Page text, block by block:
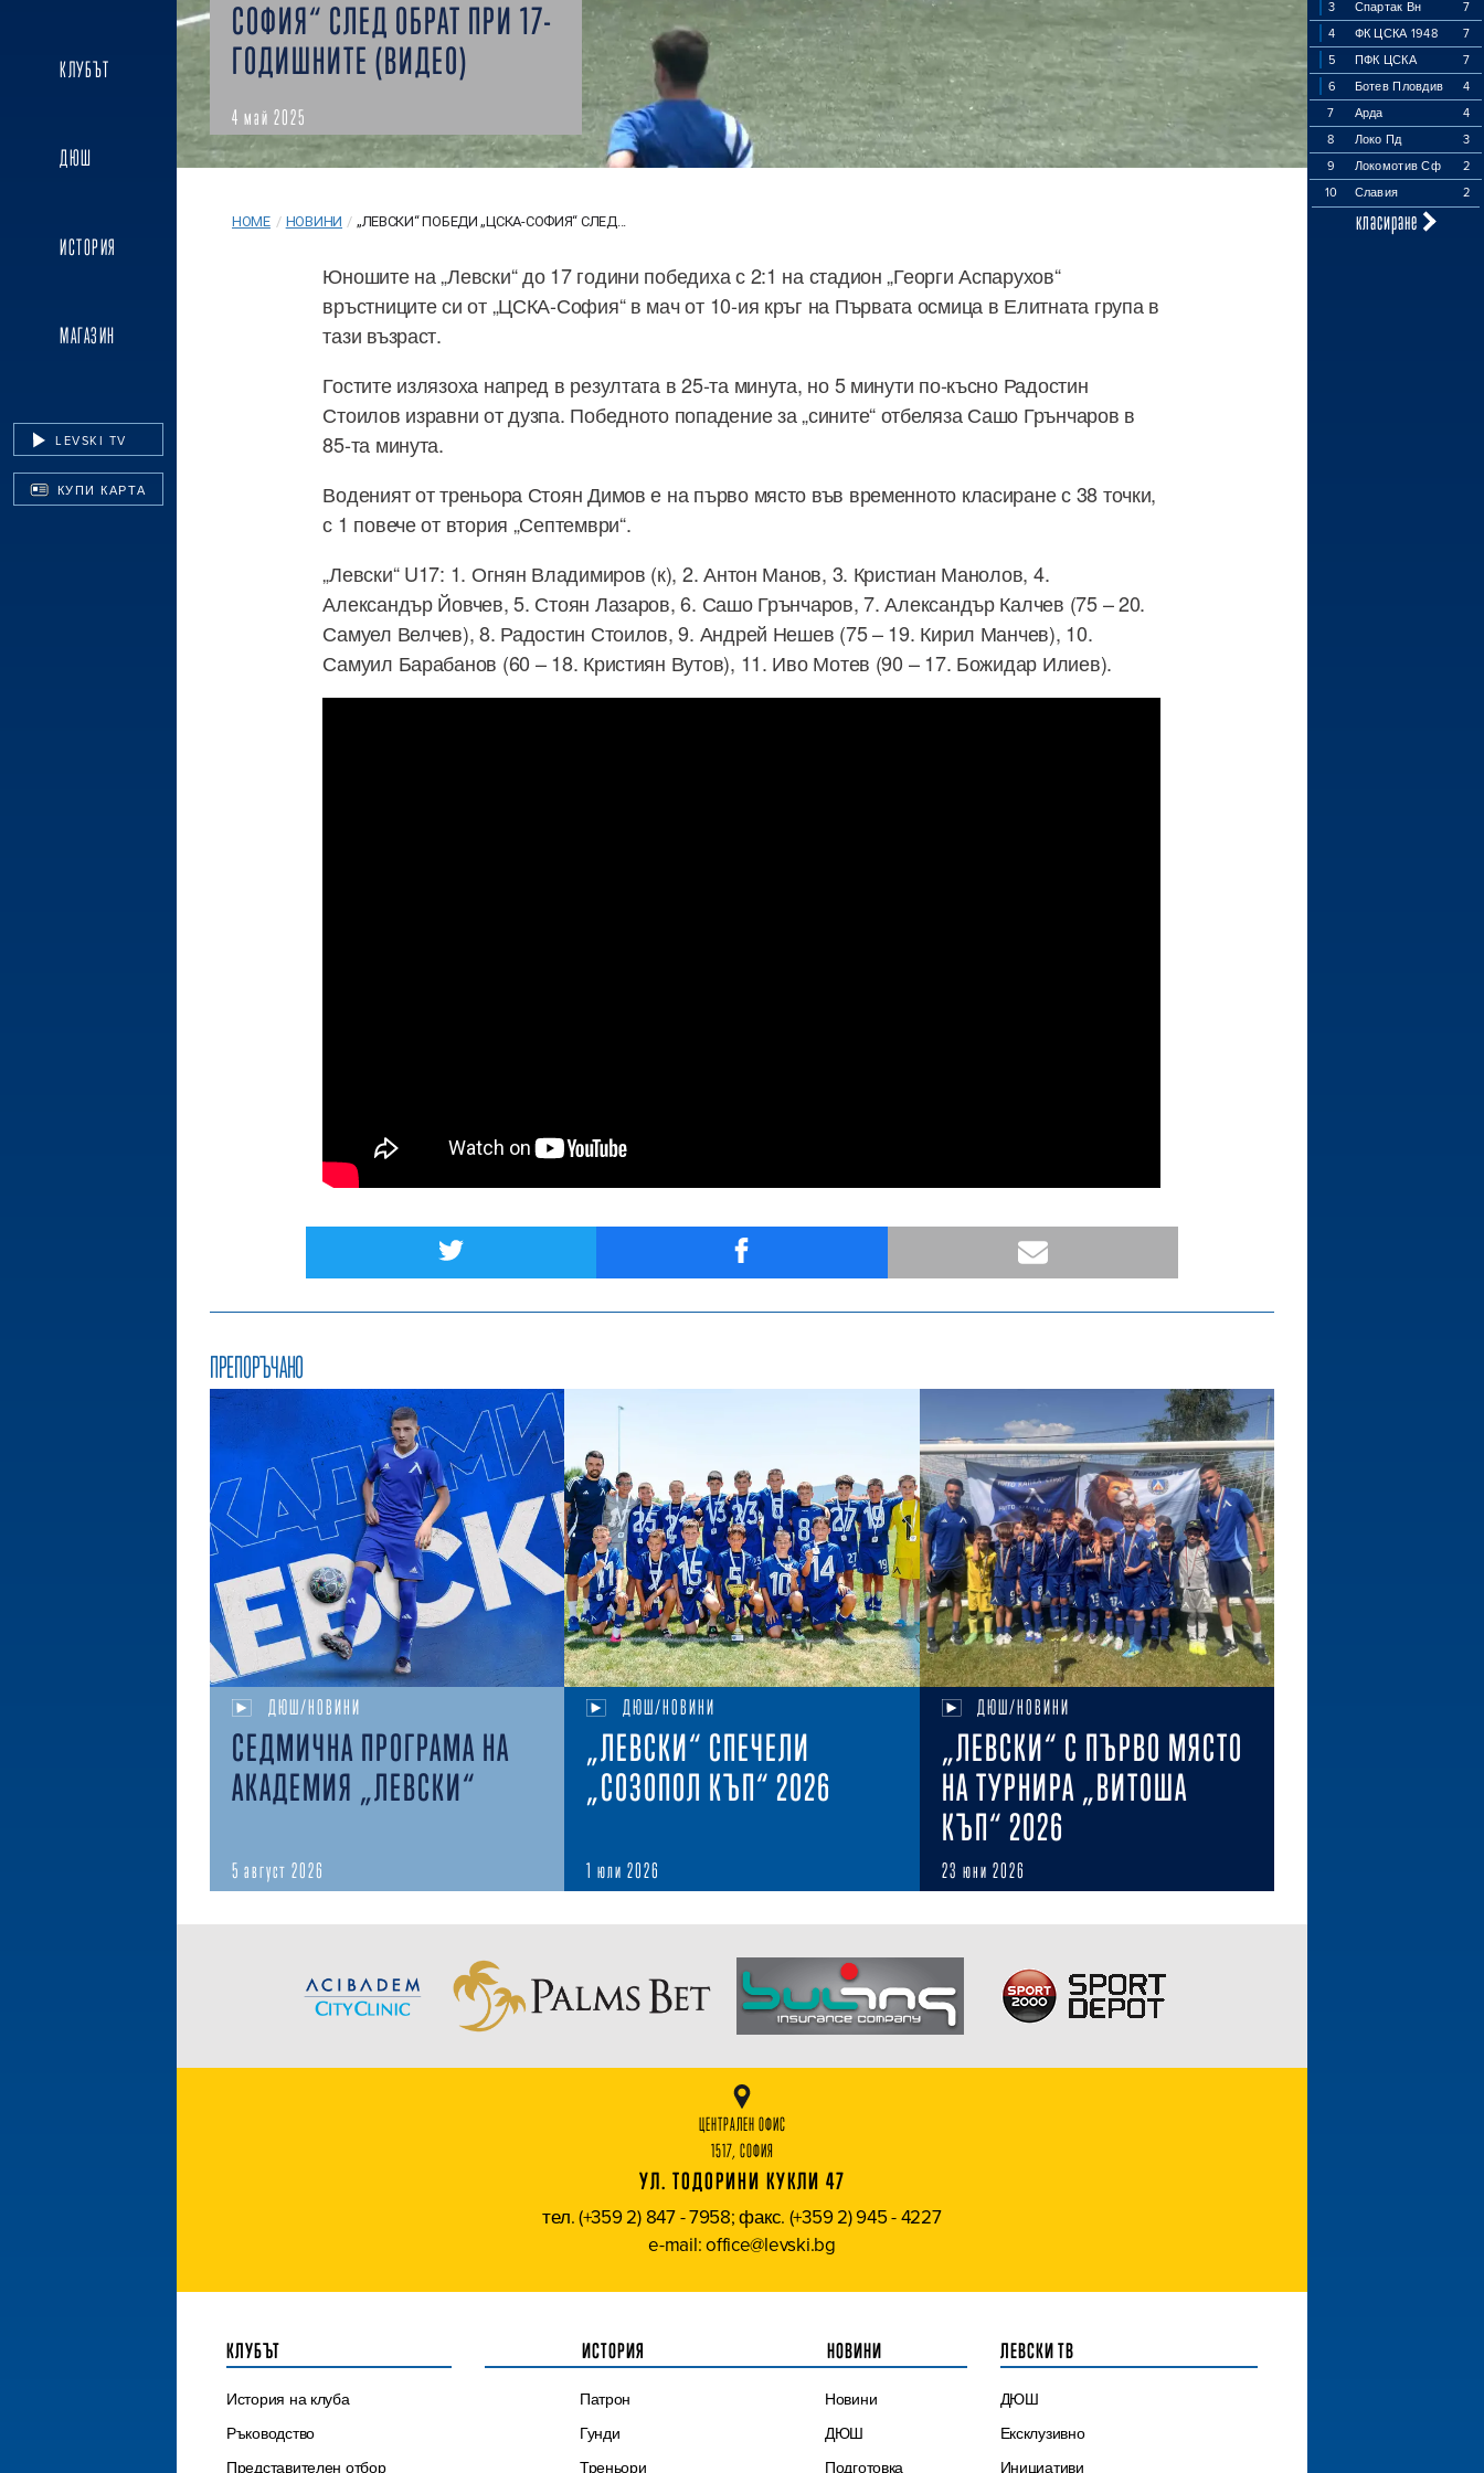
КЛУБЪТ
ДЮШ
ИСТОРИЯ
МАГАЗИН
LEVSKI TV
КУПИ КАРТА
3 Спартак Вн
7
4
ФК ЦСКА 1948
7
5
ПФК ЦСКА
7
6
Ботев Пловдив
4
7
Арда
4
8
Локо Пд
3
9
Локомотив Сф
2
10
Славия 2
класиране
СОФИЯ“ СЛЕД ОБРАТ ПРИ 17-
ГОДИШНИТЕ (ВИДЕО)
4 май 2025
HOME / НОВИНИ / „ЛЕВСКИ“ ПОБЕДИ „ЦСКА-СОФИЯ“ СЛЕД...
Юношите на „Левски“ до 17 години победиха с 2:1 на стадион „Георги Аспарухов“
връстниците си от „ЦСКА-София“ в мач от 10-ия кръг на Първата осмица в Елитната група в
тази възраст.
Гостите излязоха напред в резултата в 25-та минута, но 5 минути по-късно Радостин
Стоилов изравни от дузпа. Победното попадение за „сините“ отбеляза Сашо Грънчаров в
85-та минута.
Воденият от треньора Стоян Димов е на първо място във временното класиране с 38 точки,
с 1 повече от втория „Септември“.
„Левски“ U17: 1. Огнян Владимиров (к), 2. Антон Манов, 3. Кристиан Манолов, 4.
Александър Йовчев, 5. Стоян Лазаров, 6. Сашо Грънчаров, 7. Александър Калчев (75 – 20.
Самуел Велчев), 8. Радостин Стоилов, 9. Андрей Нешев (75 – 19. Кирил Манчев), 10.
Самуил Барабанов (60 – 18. Кристиян Вутов), 11. Иво Мотев (90 – 17. Божидар Илиев).
ПРЕПОРЪЧАНО
ДЮШ/НОВИНИ
СЕДМИЧНА ПРОГРАМА НА
АКАДЕМИЯ „ЛЕВСКИ“
5 август 2026
ДЮШ/НОВИНИ
„ЛЕВСКИ“ СПЕЧЕЛИ
„СОЗОПОЛ КЪП“ 2026
1 юли 2026
ДЮШ/НОВИНИ
„ЛЕВСКИ“ С ПЪРВО МЯСТО
НА ТУРНИРА „ВИТОША
КЪП“ 2026
23 юни 2026
ЦЕНТРАЛЕН ОФИС
1517, СОФИЯ
УЛ. ТОДОРИНИ КУКЛИ 47
тел. (+359 2) 847 - 7958; факс. (+359 2) 945 - 4227
e-mail: office@levski.bg
КЛУБЪТ
История на клуба
Ръководство
Представителен отбор
ИСТОРИЯ
Патрон
Гунди
Треньори
НОВИНИ
Новини
ДЮШ
Подготовка
ЛЕВСКИ ТВ
ДЮШ
Ексклузивно
Инициативи